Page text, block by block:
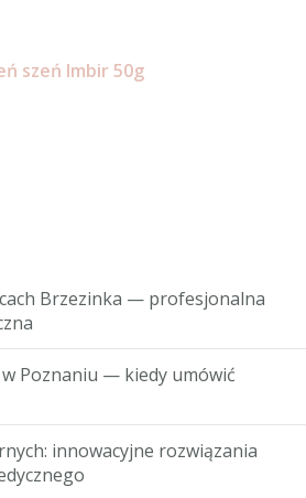
szeń Imbir 50g
Brzezinka — profesjonalna
Poznaniu — kiedy umówić
innowacyjne rozwiązania